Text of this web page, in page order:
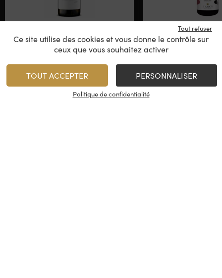
Afrique du Sud
Afrique du Sud
2023
Jasci
Italie
Italie -
d'Abbruzzo,
Ce site utilise des cookies et vous donne le contrôle sur
ceux que vous souhaitez activer
TOUT ACCEPTER
Tout refuser
PERSONNALISER
Politique de confidentialité